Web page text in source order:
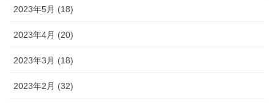
2023年5月 (18)
2023年4月 (20)
2023年3月 (18)
2023年2月 (32)